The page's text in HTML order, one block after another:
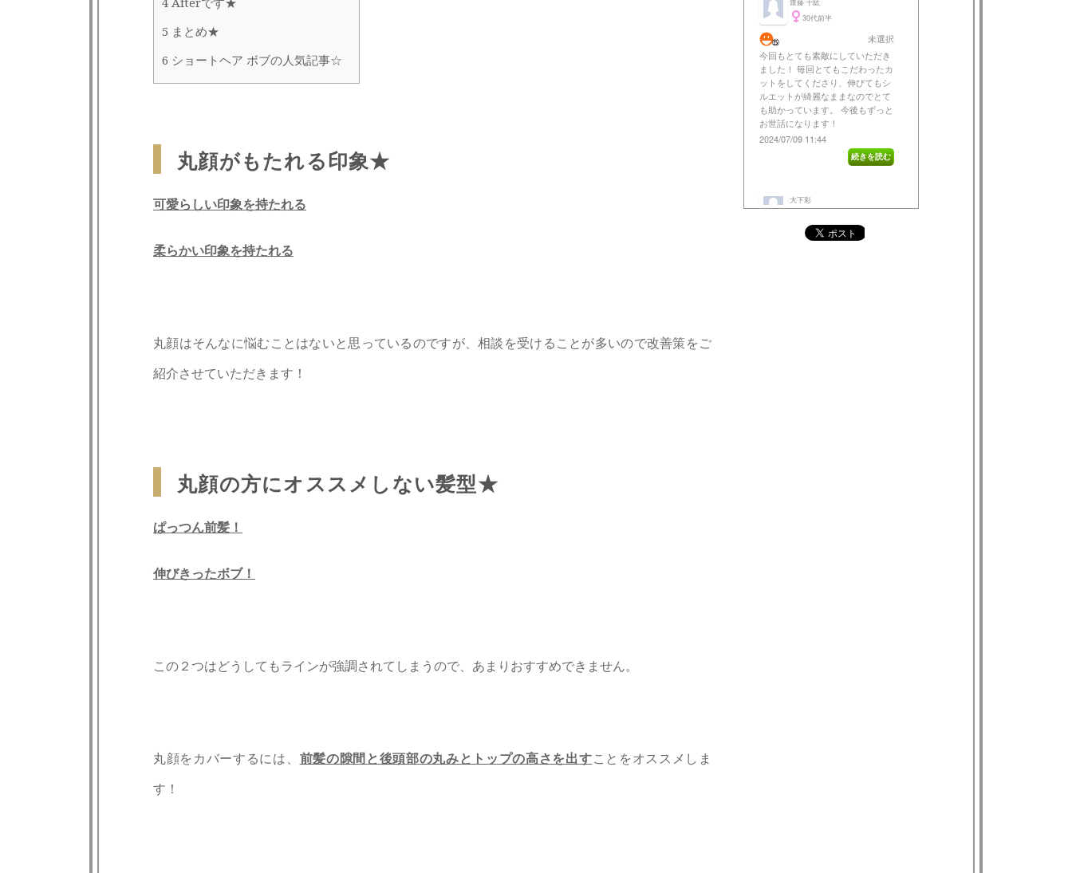
4 Afterです★
5 まとめ★
6 ショートヘア ボブの人気記事☆
丸顔がもたれる印象★
可愛らしい印象を持たれる
柔らかい印象を持たれる
丸顔はそんなに悩むことはないと思っているのですが、相談を受けることが多いので改善策をご
紹介させていただきます！
丸顔の方にオススメしない髪型★
ぱっつん前髪！
伸びきったボブ！
この２つはどうしてもラインが強調されてしまうので、あまりおすすめできません。
丸顔をカバーするには、 前髪の隙間と後頭部の丸みとトップの高さを出すことをオススメしま
す！